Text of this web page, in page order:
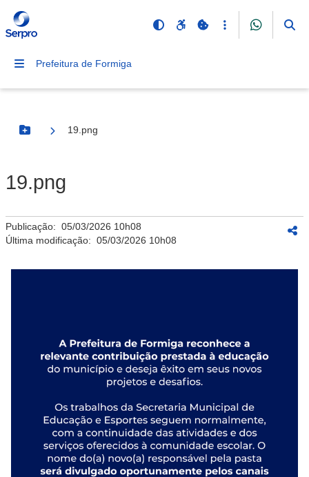
Prefeitura de Formiga
Botão Menu
19.png
19.png
Publicação: 05/03/2026 10h08
Última modificação: 05/03/2026 10h08